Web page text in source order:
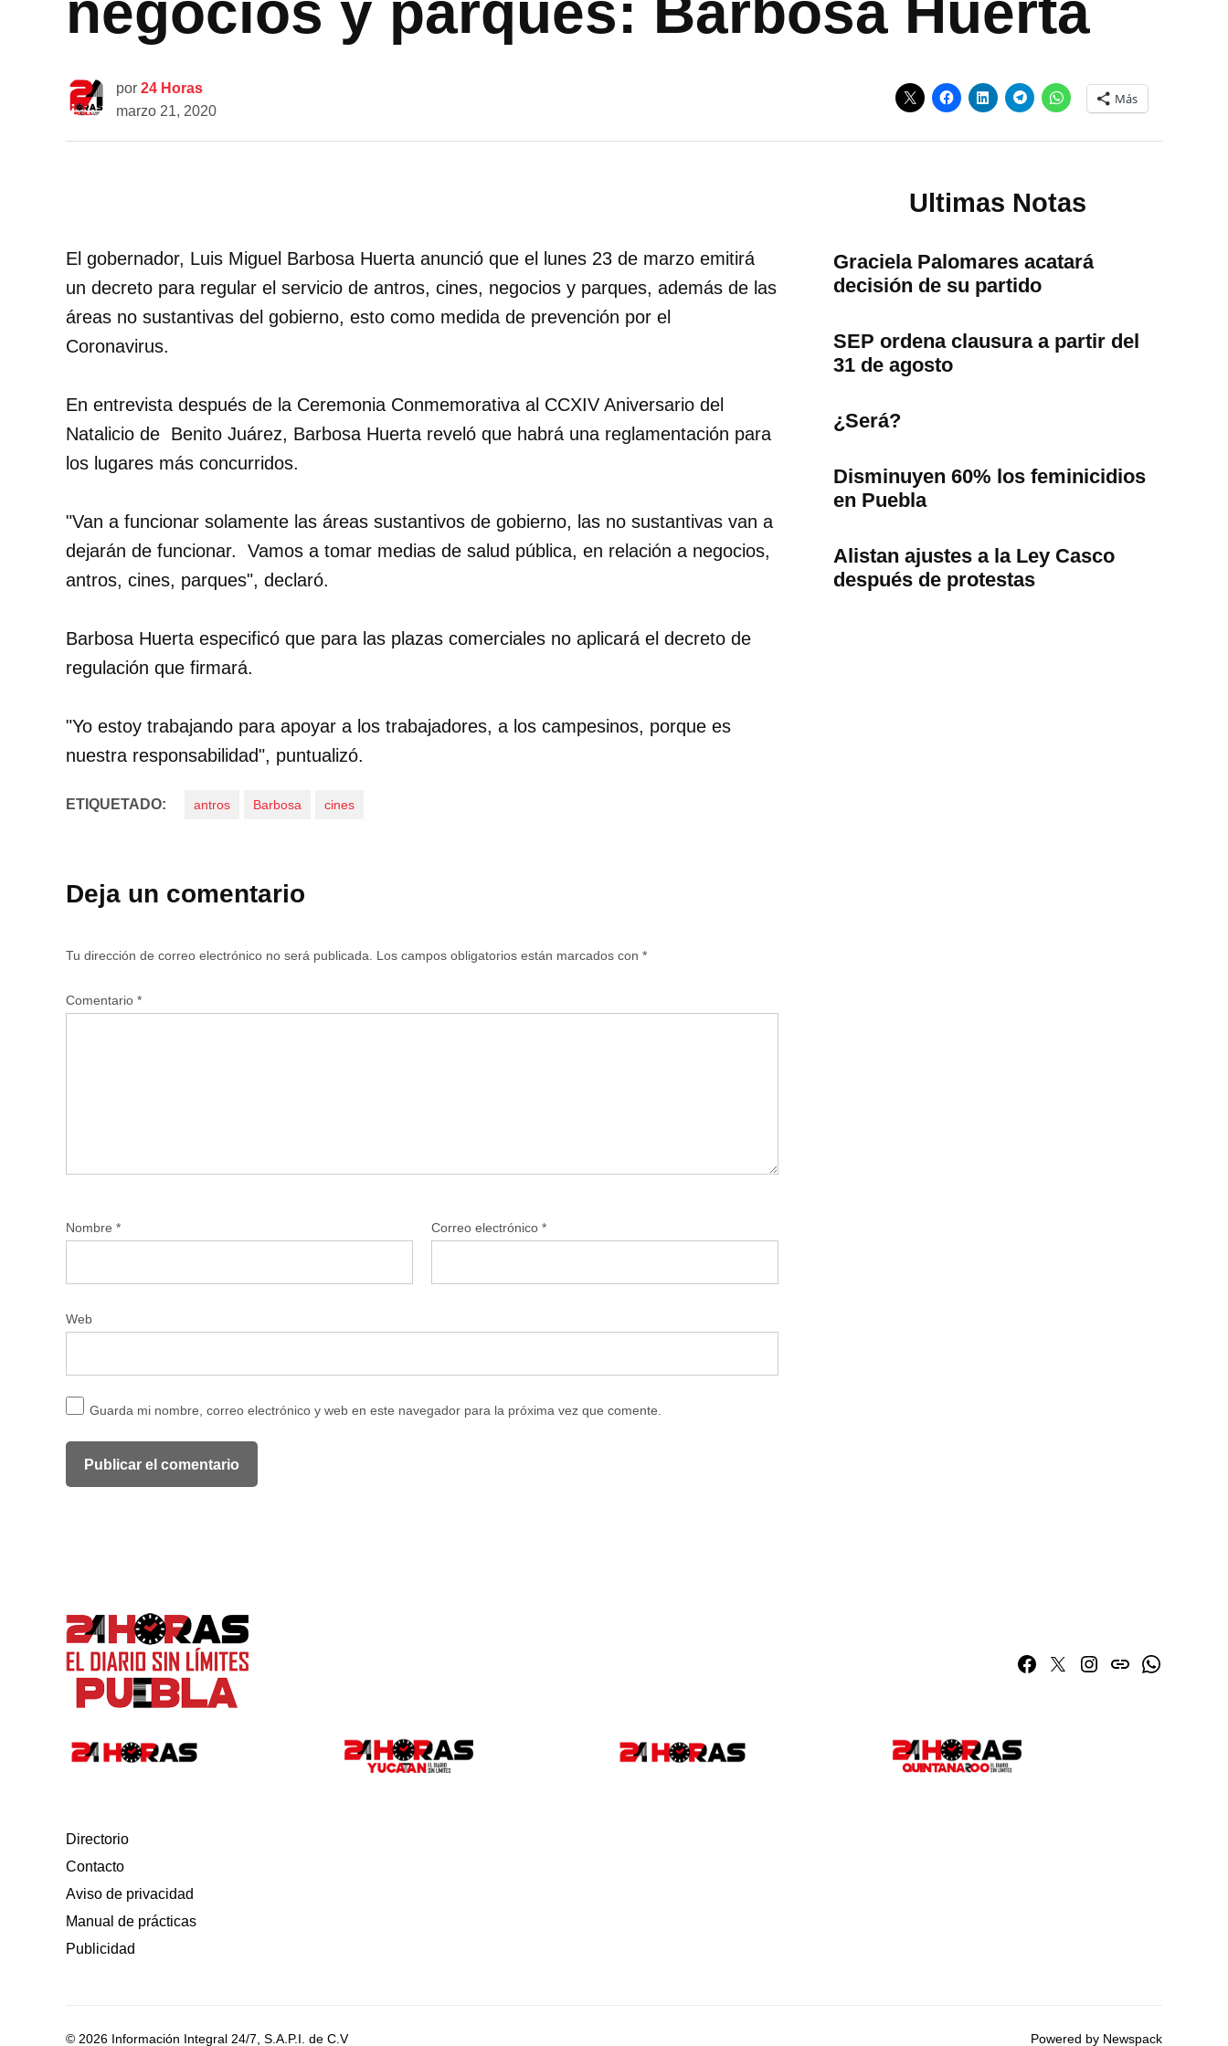
por 24 Horas
marzo 21, 2020
Más
El gobernador, Luis Miguel Barbosa Huerta anunció que el lunes 23 de marzo emitirá
un decreto para regular el servicio de antros, cines, negocios y parques, además de las
áreas no sustantivas del gobierno, esto como medida de prevención por el
Coronavirus.
En entrevista después de la Ceremonia Conmemorativa al CCXIV Aniversario del
Natalicio de Benito Juárez, Barbosa Huerta reveló que habrá una reglamentación para
los lugares más concurridos.
"Van a funcionar solamente las áreas sustantivos de gobierno, las no sustantivas van a
dejarán de funcionar. Vamos a tomar medias de salud pública, en relación a negocios,
antros, cines, parques", declaró.
Barbosa Huerta especificó que para las plazas comerciales no aplicará el decreto de
regulación que firmará.
"Yo estoy trabajando para apoyar a los trabajadores, a los campesinos, porque es
nuestra responsabilidad", puntualizó.
ETIQUETADO: antros Barbosa cines
Deja un comentario
Tu dirección de correo electrónico no será publicada. Los campos obligatorios están marcados con *
Comentario *
Nombre * Correo electrónico *
Web
Guarda mi nombre, correo electrónico y web en este navegador para la próxima vez que comente.
Ultimas Notas
Graciela Palomares acatará
decisión de su partido
SEP ordena clausura a partir del
31 de agosto
¿Será?
Disminuyen 60% los feminicidios
en Puebla
Alistan ajustes a la Ley Casco
después de protestas
Facebook
TwitterInstagram
issuuWhatsapp
Directorio
Contacto
Aviso de privacidad
Manual de prácticas
Publicidad
© 2026 Información Integral 24/7, S.A.P.I. de C.V Powered by Newspack